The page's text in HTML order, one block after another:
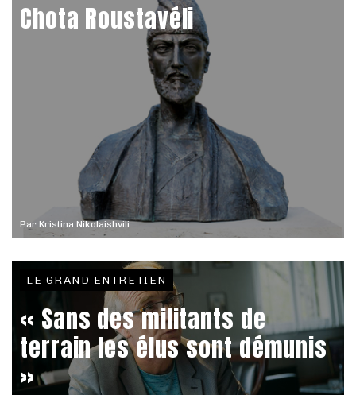
Par Kristina Nikolaishvili
Chota Roustavéli
LE GRAND ENTRETIEN
« Sans des militants de
terrain les élus sont démunis
»